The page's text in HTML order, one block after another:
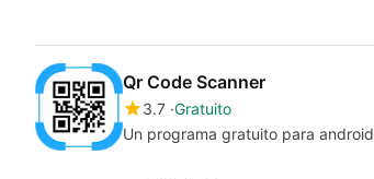
Qr Code Scanner
3.7 Gratuito
Un programa gratuito para android